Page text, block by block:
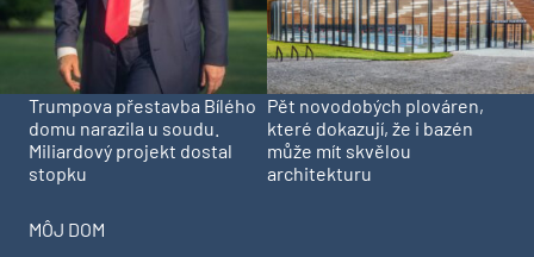
Trumpova přestavba Bílého
domu narazila u soudu.
Miliardový projekt dostal
stopku
Pět novodobých plováren,
které dokazují, že i bazén
může mít skvělou
architekturu
MÔJ DOM